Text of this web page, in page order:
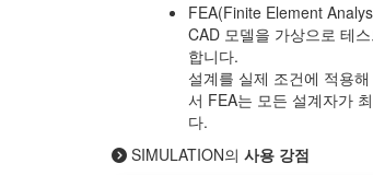
FEA(Finite Element
CAD 모델을 가상으로 테
합니다.
설계를 실제 조건에 적용
서 FEA는 모든 설계자가
다.
SIMULATION의 사용 강점